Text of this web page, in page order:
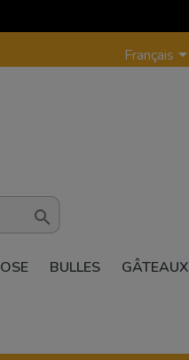
Français

BULLES GÂTEAUX